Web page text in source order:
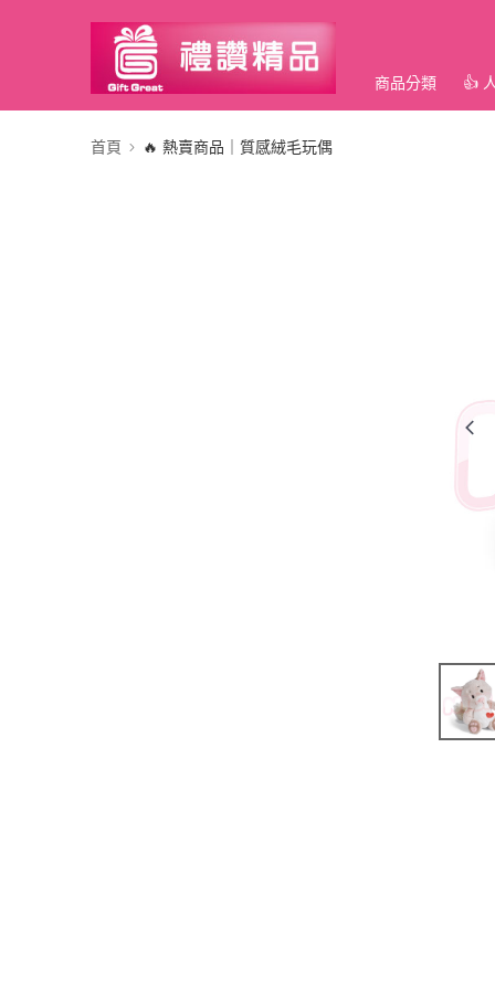
商品分類 👍
首頁 🔥 熱賣商品｜質感絨毛玩偶